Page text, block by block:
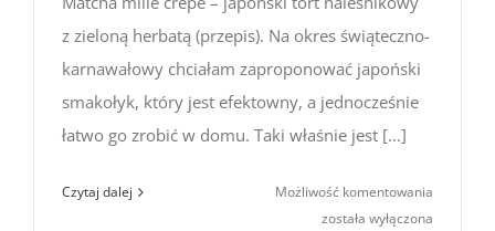
z zieloną herbatą (przepis). Na okres świąteczno-
karnawałowy chciałam zaproponować japoński
smakołyk, który jest efektowny, a jednocześnie
łatwo go zrobić w domu. Taki właśnie jest [...]
Czytaj dalej Możliwość komentowania
została wyłączona